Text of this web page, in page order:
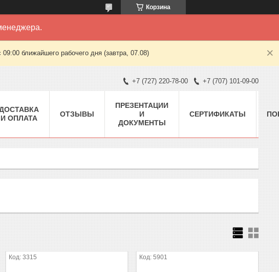
Корзина
ближайшего рабочего дня (завтра, 07.08)
+7 (727) 220-78-00 +7 (707) 101-09-00
И ОПЛАТА
ОТЗЫВЫ
ПРЕЗЕНТАЦИИ
И
ДОКУМЕНТЫ
СЕРТИФИКАТЫ
3315 5901